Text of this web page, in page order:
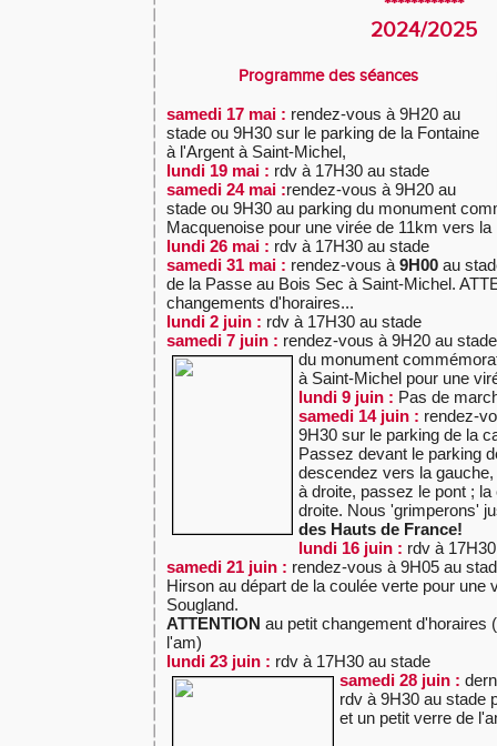
************
2024/2025
Programme des séances
samedi 17 mai : rendez-vous à 9H20 au
stade ou 9H30 sur le parking de la Fontaine
à l'Argent à Saint-Michel,
lundi 19 mai : rdv à 17H30 au stade
samedi 24 mai :rendez-vous à 9H20 au
stade ou 9H30 au parking du monument
Macquenoise pour une virée de 11km vers la
lundi 26 mai : rdv à 17H30 au stade
samedi 31 mai : rendez-vous à 9H00 au
de la Passe au Bois Sec à Saint-Michel.
changements d'horaires...
lundi 2 juin : rdv à 17H30 au stade
samedi 7 juin : rendez-vous à 9H20 au
du monument
à Saint-Michel pour une
lundi 9 juin : Pas de
samedi 14 juin : rendez-
9H30 sur le parking de la
Passez devant le parking
descendez vers la
à droite, passez le pont ;
droite. Nous 'grimperons'
des Hauts de France!
lundi 16 juin : rdv à
samedi 21 juin : rendez-vous à 9H05 au
Hirson au départ de la coulée verte pour une
Sougland.
ATTENTION au petit changement d'horaires
l'am)
lundi 23 juin : rdv à 17H30 au stade
samedi 28 juin :
rdv à 9H30 au stade
et un petit verre de